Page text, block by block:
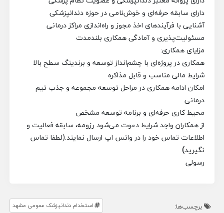
دارای سابقه حرفه‌ای و خوش‌نامی در حوزه دندانپزشکی
آشنایی با فرآیندهای اخذ مجوز و راه‌اندازی مراکز درمانی
مسئولیت‌پذیری و آمادگی همکاری بلندمدت
مزایای همکاری:
همکاری در پروژه‌ای با چشم‌انداز توسعه و برندینگ سطح بالا
شرایط مالی مناسب و قابل مذاکره
امکان ادامه همکاری در مراحل توسعه مجموعه و جذب تیم
درمانی
محیط کاری حرفه‌ای و برنامه توسعه مشخص
از همکاران واجد شرایط دعوت می‌شود رزومه، سابقه فعالیت و
اطلاعات تماس خود را درواتس اپ ارسال نمایند.(لطفا تماس
نگیرید)
رسولی
برچسب‌ها:
استخدام دندانپزشک عمومی مشهد